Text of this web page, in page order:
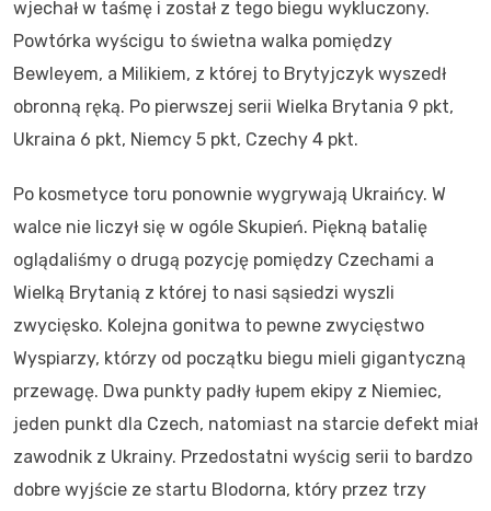
wjechał w taśmę i został z tego biegu wykluczony.
Powtórka wyścigu to świetna walka pomiędzy
Bewleyem, a Milikiem, z której to Brytyjczyk wyszedł
obronną ręką. Po pierwszej serii Wielka Brytania 9 pkt,
Ukraina 6 pkt, Niemcy 5 pkt, Czechy 4 pkt.
Po kosmetyce toru ponownie wygrywają Ukraińcy. W
walce nie liczył się w ogóle Skupień. Piękną batalię
oglądaliśmy o drugą pozycję pomiędzy Czechami a
Wielką Brytanią z której to nasi sąsiedzi wyszli
zwycięsko. Kolejna gonitwa to pewne zwycięstwo
Wyspiarzy, którzy od początku biegu mieli gigantyczną
przewagę. Dwa punkty padły łupem ekipy z Niemiec,
jeden punkt dla Czech, natomiast na starcie defekt miał
zawodnik z Ukrainy. Przedostatni wyścig serii to bardzo
dobre wyjście ze startu Blodorna, który przez trzy